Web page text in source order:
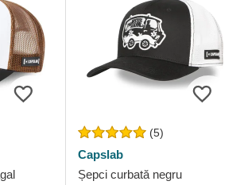
(5)
Capslab
Șepci curbată negru